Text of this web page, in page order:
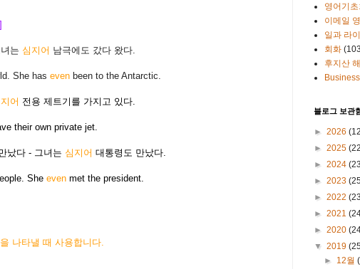
는 심지어 남극에도 갔다 왔다.
She has even been to the Antarctic.
어 전용 제트기를 가지고 있다.
their own private jet.
났다 - 그녀는 심지어 대통령도 만났다.
She even met the president.
나타낼 때 사용합니다.
영어기
이메일
일과 라
회화
후지산
블로그 보관
► 2026
► 2025
► 2024
► 2023
► 2022
► 2021
► 2020
▼ 2019
► 12월